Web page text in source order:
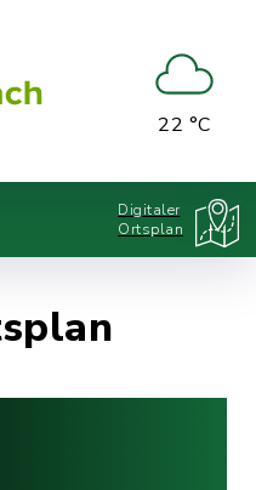
22 °C
Digitaler
Ortsplan